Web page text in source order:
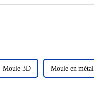
Moule 3D Moule en métal